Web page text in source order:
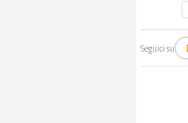
Seguici su